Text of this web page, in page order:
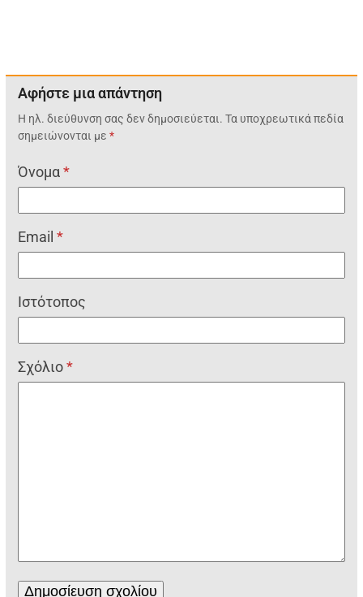
Αφήστε μια απάντηση
Η ηλ. διεύθυνση σας δεν δημοσιεύεται. Τα υποχρεωτικά πεδία
σημειώνονται με*
Όνομα*
Email*
Ιστότοπος
Σχόλιο*